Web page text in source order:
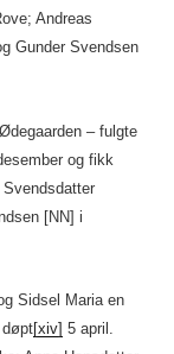
Andreas
Gunder Svendsen
– fulgte
og fikk
[NN] i
Sidsel Maria en
døpt[xiv] 5 april.